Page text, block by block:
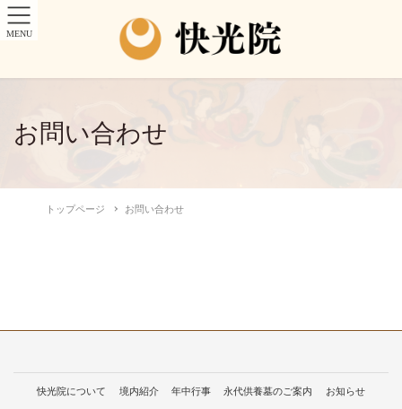
お問い合わせ
トップページ お問い合わせ
快光院について 境内紹介 年中行事 永代供養墓のご案内 お知らせ
MENU